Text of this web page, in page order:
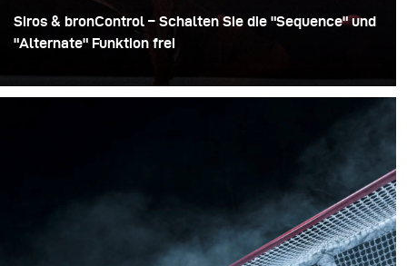
Siros & bronControl – Schalten Sie die "Sequence" und
"Alternate" Funktion frei
Bei der Planung des Lichtdesigns für ein Fotoshooting
gibt es viele Dinge zu beachten, aber eine Smartphone